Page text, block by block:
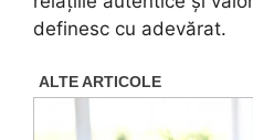
definesc cu adevărat.